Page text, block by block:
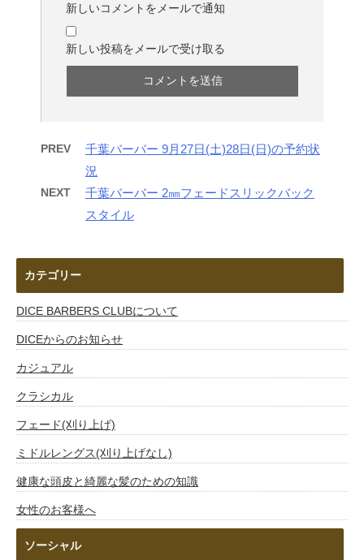
新しいコメントをメールで通知
新しい投稿をメールで受け取る
PREV
千葉バーバー 9月27日(土)28日(日)の予約状
況
NEXT
千葉バーバー 2㎜フェードスリックバック
スタイル
カテゴリー
DICE BARBERS CLUBについて
DICEからのお知らせ
カジュアル
クラシカル
フェード(刈り上げ)
ミドルレングス(刈り上げなし)
健康な頭皮と綺麗な髪のための知識
女性のお客様へ
ソーシャル